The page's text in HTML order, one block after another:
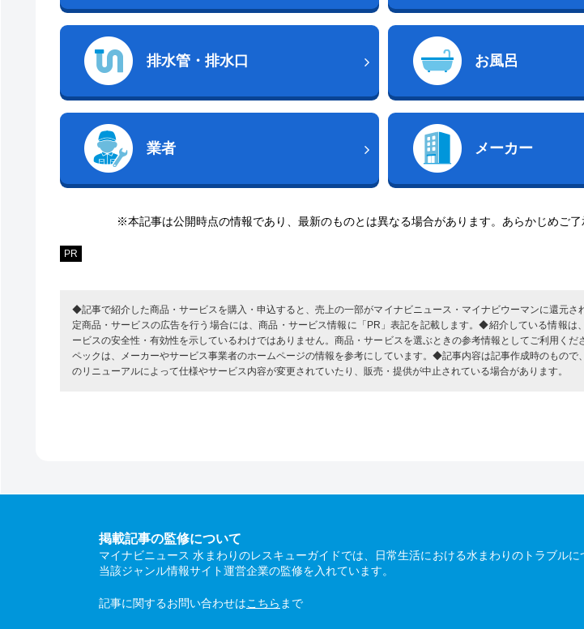
排水管・排水口 お風呂
業者 メーカー
※本記事は公開時点の情報であり、最新のものとは異なる場合があります。あらかじめご了
PR
◆記事で紹介した商品・サービスを購入・申込すると、売上の一部がマイナビニュース・マイナビウーマンに還元
定商品・サービスの広告を行う場合には、商品・サービス情報に「PR」表記を記載します。◆紹介している情報は
ービスの安全性・有効性を示しているわけではありません。商品・サービスを選ぶときの参考情報としてご利用く
ペックは、メーカーやサービス事業者のホームページの情報を参考にしています。◆記事内容は記事作成時のもので
のリニューアルによって仕様やサービス内容が変更されていたり、販売・提供が中止されている場合があります。
掲載記事の監修について
マイナビニュース 水まわりのレスキューガイドでは、日常生活における水まわりのトラブル
当該ジャンル情報サイト運営企業の監修を入れています。
記事に関するお問い合わせはこちら まで